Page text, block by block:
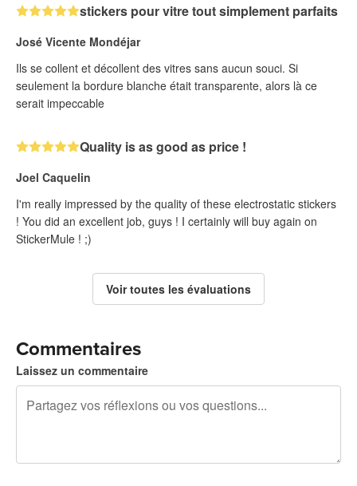
stickers pour vitre tout simplement parfaits
José Vicente Mondéjar
Ils se collent et décollent des vitres sans aucun souci. Si
seulement la bordure blanche était transparente, alors là ce
serait impeccable
Quality is as good as price !
Joel Caquelin
I'm really impressed by the quality of these electrostatic stickers
! You did an excellent job, guys ! I certainly will buy again on
StickerMule ! ;)
Voir toutes les évaluations
Commentaires
Laissez un commentaire